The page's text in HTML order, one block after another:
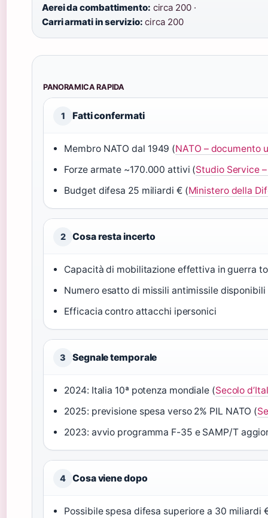
Aerei da combattimento: circa 200 ·
Carri armati in servizio: circa 200
PANORAMICA RAPIDA
1 Fatti confermati
Membro NATO dal 1949 (NATO – documento
Forze armate ~170.000 attivi (Studio Service
Budget difesa 25 miliardi € (Ministero della
2 Cosa resta incerto
Capacità di mobilitazione effettiva in guerra
Numero esatto di missili antimissile disponibili
Efficacia contro attacchi ipersonici
3 Segnale temporale
2024: Italia 10ª potenza mondiale (Secolo
2025: previsione spesa verso 2% PIL NATO (
2023: avvio programma F-35 e SAMP/T
4 Cosa viene dopo
Possibile spesa difesa superiore a 30 miliardi